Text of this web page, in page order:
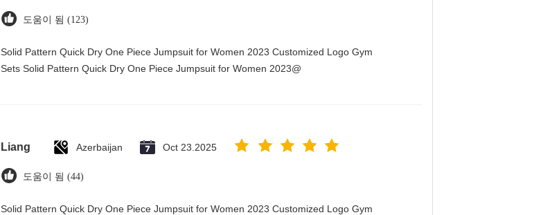
도움이 됨 (123)
Solid Pattern Quick Dry One Piece Jumpsuit for Women 2023 Customized Logo Gym
Sets Solid Pattern Quick Dry One Piece Jumpsuit for Women 2023@
Liang Azerbaijan Oct 23.2025
도움이 됨 (44)
Solid Pattern Quick Dry One Piece Jumpsuit for Women 2023 Customized Logo Gym